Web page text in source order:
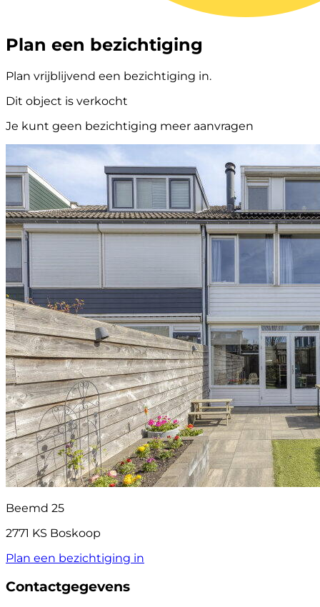
Plan een bezichtiging
Plan vrijblijvend een bezichtiging in.
Dit object is verkocht
Je kunt geen bezichtiging meer aanvragen
Beemd 25
2771 KS Boskoop
Plan een bezichtiging in
Contactgegevens